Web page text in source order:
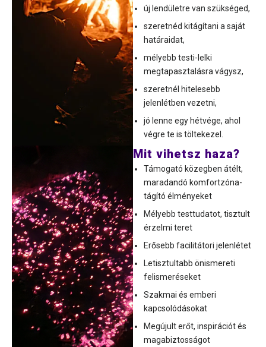
új lendületre van szükséged,
szeretnéd kitágítani a saját
határaidat,
mélyebb testi-lelki
megtapasztalásra vágysz,
szeretnél hitelesebb
jelenlétben vezetni,
jó lenne egy hétvége, ahol
végre te is töltekezel.
Mit vihetsz haza?
Támogató közegben átélt,
maradandó komfortzóna-
tágító élményeket
Mélyebb testtudatot, tisztult
érzelmi teret
Erősebb facilitátori jelenlétet
Letisztultabb önismereti
felismeréseket
Szakmai és emberi
kapcsolódásokat
Megújult erőt, inspirációt és
magabiztosságot